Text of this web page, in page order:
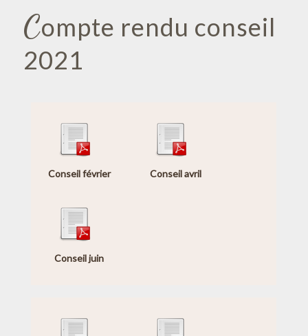
Compte rendu conseil
2021
Conseil février Conseil avril
Conseil juin